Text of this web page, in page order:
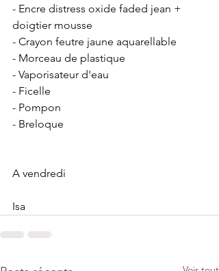
- Encre distress oxide faded jean +
doigtier mousse
- Crayon feutre jaune aquarellable
- Morceau de plastique
- Vaporisateur d'eau
- Ficelle
- Pompon
- Breloque
A vendredi
Isa